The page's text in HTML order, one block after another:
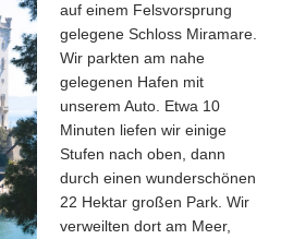
auf einem Felsvorsprung
gelegene Schloss Miramare.
Wir parkten am nahe
gelegenen Hafen mit
unserem Auto. Etwa 10
Minuten liefen wir einige
Stufen nach oben, dann
durch einen wunderschönen
22 Hektar großen Park. Wir
verweilten dort am Meer,